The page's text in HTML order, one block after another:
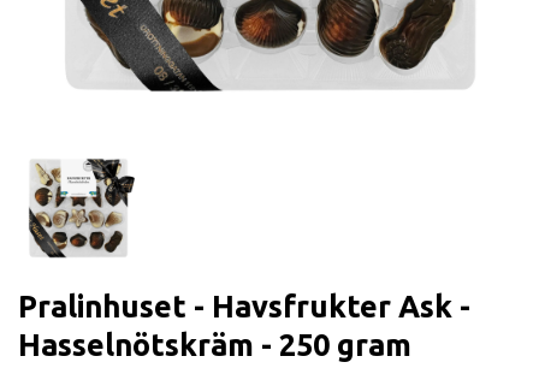
Pralinhuset - Havsfrukter Ask -
Hasselnötskräm - 250 gram